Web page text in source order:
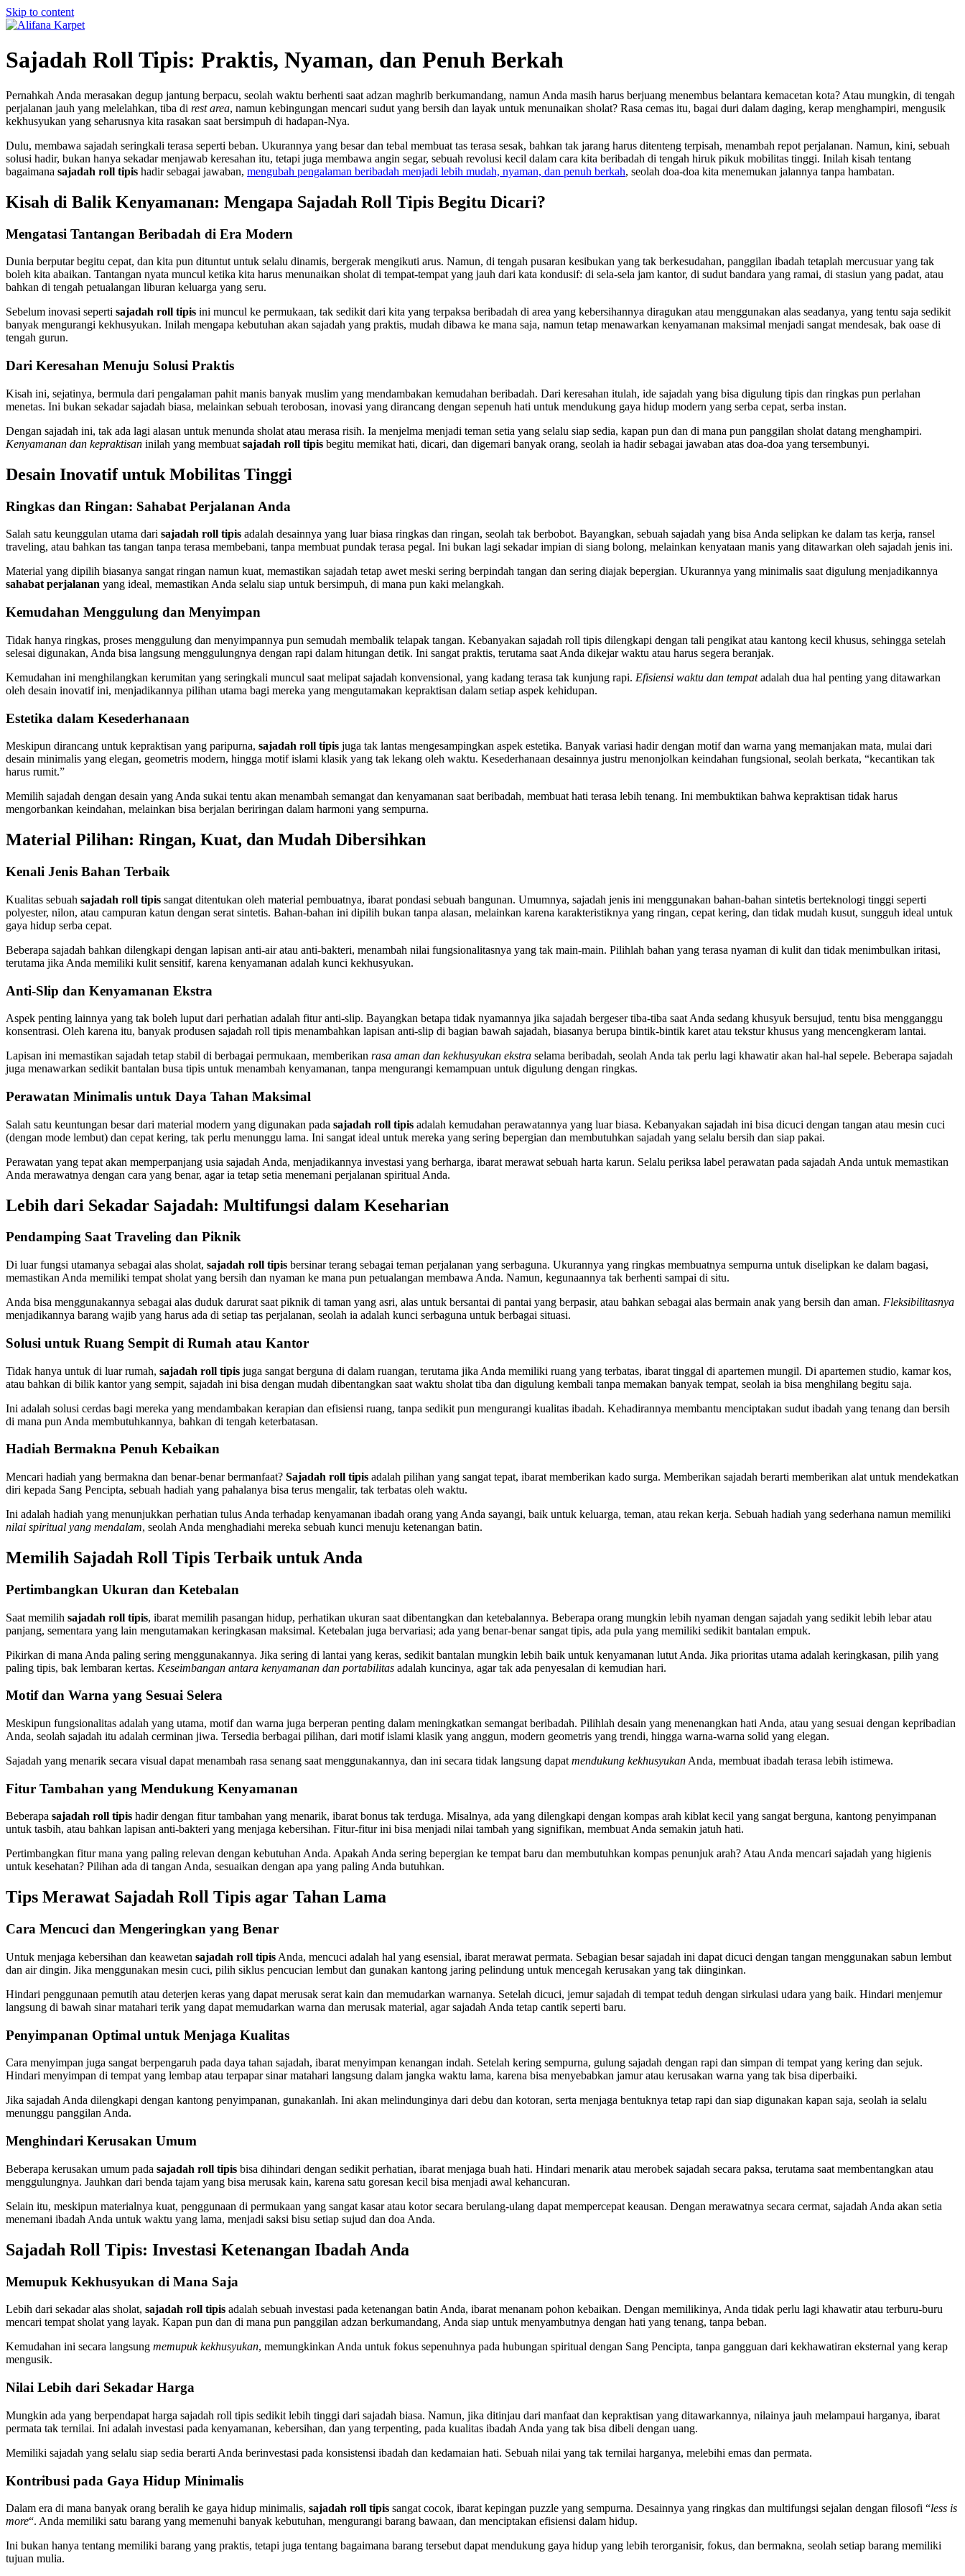
Skip to content
Sajadah Roll Tipis: Praktis, Nyaman, dan Penuh Berkah
Pernahkah Anda merasakan degup jantung berpacu, seolah waktu berhenti saat adzan maghrib berkumandang, namun Anda masih harus berjuang menembus belantara kemacetan kota? Atau mungkin, di tengah
perjalanan jauh yang melelahkan, tiba di rest area, namun kebingungan mencari sudut yang bersih dan layak untuk menunaikan sholat? Rasa cemas itu, bagai duri dalam daging, kerap menghampiri, mengusik
kekhusyukan yang seharusnya kita rasakan saat bersimpuh di hadapan-Nya.
Dulu, membawa sajadah seringkali terasa seperti beban. Ukurannya yang besar dan tebal membuat tas terasa sesak, bahkan tak jarang harus ditenteng terpisah, menambah repot perjalanan. Namun, kini, sebuah
solusi hadir, bukan hanya sekadar menjawab keresahan itu, tetapi juga membawa angin segar, sebuah revolusi kecil dalam cara kita beribadah di tengah hiruk pikuk mobilitas tinggi. Inilah kisah tentang
bagaimana sajadah roll tipis hadir sebagai jawaban, mengubah pengalaman beribadah menjadi lebih mudah, nyaman, dan penuh berkah, seolah doa-doa kita menemukan jalannya tanpa hambatan.
Kisah di Balik Kenyamanan: Mengapa Sajadah Roll Tipis Begitu Dicari?
Mengatasi Tantangan Beribadah di Era Modern
Dunia berputar begitu cepat, dan kita pun dituntut untuk selalu dinamis, bergerak mengikuti arus. Namun, di tengah pusaran kesibukan yang tak berkesudahan, panggilan ibadah tetaplah mercusuar yang tak
boleh kita abaikan. Tantangan nyata muncul ketika kita harus menunaikan sholat di tempat-tempat yang jauh dari kata kondusif: di sela-sela jam kantor, di sudut bandara yang ramai, di stasiun yang padat, atau
bahkan di tengah petualangan liburan keluarga yang seru.
Sebelum inovasi seperti sajadah roll tipis ini muncul ke permukaan, tak sedikit dari kita yang terpaksa beribadah di area yang kebersihannya diragukan atau menggunakan alas seadanya, yang tentu saja sedikit
banyak mengurangi kekhusyukan. Inilah mengapa kebutuhan akan sajadah yang praktis, mudah dibawa ke mana saja, namun tetap menawarkan kenyamanan maksimal menjadi sangat mendesak, bak oase di
tengah gurun.
Dari Keresahan Menuju Solusi Praktis
Kisah ini, sejatinya, bermula dari pengalaman pahit manis banyak muslim yang mendambakan kemudahan beribadah. Dari keresahan itulah, ide sajadah yang bisa digulung tipis dan ringkas pun perlahan
menetas. Ini bukan sekadar sajadah biasa, melainkan sebuah terobosan, inovasi yang dirancang dengan sepenuh hati untuk mendukung gaya hidup modern yang serba cepat, serba instan.
Dengan sajadah ini, tak ada lagi alasan untuk menunda sholat atau merasa risih. Ia menjelma menjadi teman setia yang selalu siap sedia, kapan pun dan di mana pun panggilan sholat datang menghampiri.
Kenyamanan dan kepraktisan inilah yang membuat sajadah roll tipis begitu memikat hati, dicari, dan digemari banyak orang, seolah ia hadir sebagai jawaban atas doa-doa yang tersembunyi.
Desain Inovatif untuk Mobilitas Tinggi
Ringkas dan Ringan: Sahabat Perjalanan Anda
Salah satu keunggulan utama dari sajadah roll tipis adalah desainnya yang luar biasa ringkas dan ringan, seolah tak berbobot. Bayangkan, sebuah sajadah yang bisa Anda selipkan ke dalam tas kerja, ransel
traveling, atau bahkan tas tangan tanpa terasa membebani, tanpa membuat pundak terasa pegal. Ini bukan lagi sekadar impian di siang bolong, melainkan kenyataan manis yang ditawarkan oleh sajadah jenis ini.
Material yang dipilih biasanya sangat ringan namun kuat, memastikan sajadah tetap awet meski sering berpindah tangan dan sering diajak bepergian. Ukurannya yang minimalis saat digulung menjadikannya
sahabat perjalanan yang ideal, memastikan Anda selalu siap untuk bersimpuh, di mana pun kaki melangkah.
Kemudahan Menggulung dan Menyimpan
Tidak hanya ringkas, proses menggulung dan menyimpannya pun semudah membalik telapak tangan. Kebanyakan sajadah roll tipis dilengkapi dengan tali pengikat atau kantong kecil khusus, sehingga setelah
selesai digunakan, Anda bisa langsung menggulungnya dengan rapi dalam hitungan detik. Ini sangat praktis, terutama saat Anda dikejar waktu atau harus segera beranjak.
Kemudahan ini menghilangkan kerumitan yang seringkali muncul saat melipat sajadah konvensional, yang kadang terasa tak kunjung rapi. Efisiensi waktu dan tempatadalah dua hal penting yang ditawarkan
oleh desain inovatif ini, menjadikannya pilihan utama bagi mereka yang mengutamakan kepraktisan dalam setiap aspek kehidupan.
Estetika dalam Kesederhanaan
Meskipun dirancang untuk kepraktisan yang paripurna, sajadah roll tipis juga tak lantas mengesampingkan aspek estetika. Banyak variasi hadir dengan motif dan warna yang memanjakan mata, mulai dari
desain minimalis yang elegan, geometris modern, hingga motif islami klasik yang tak lekang oleh waktu. Kesederhanaan desainnya justru menonjolkan keindahan fungsional, seolah berkata, “kecantikan tak
harus rumit.”
Memilih sajadah dengan desain yang Anda sukai tentu akan menambah semangat dan kenyamanan saat beribadah, membuat hati terasa lebih tenang. Ini membuktikan bahwa kepraktisan tidak harus
mengorbankan keindahan, melainkan bisa berjalan beriringan dalam harmoni yang sempurna.
Material Pilihan: Ringan, Kuat, dan Mudah Dibersihkan
Kenali Jenis Bahan Terbaik
Kualitas sebuah sajadah roll tipis sangat ditentukan oleh material pembuatnya, ibarat pondasi sebuah bangunan. Umumnya, sajadah jenis ini menggunakan bahan-bahan sintetis berteknologi tinggi seperti
polyester, nilon, atau campuran katun dengan serat sintetis. Bahan-bahan ini dipilih bukan tanpa alasan, melainkan karena karakteristiknya yang ringan, cepat kering, dan tidak mudah kusut, sungguh ideal untuk
gaya hidup serba cepat.
Beberapa sajadah bahkan dilengkapi dengan lapisan anti-air atau anti-bakteri, menambah nilai fungsionalitasnya yang tak main-main. Pilihlah bahan yang terasa nyaman di kulit dan tidak menimbulkan iritasi,
terutama jika Anda memiliki kulit sensitif, karena kenyamanan adalah kunci kekhusyukan.
Anti-Slip dan Kenyamanan Ekstra
Aspek penting lainnya yang tak boleh luput dari perhatian adalah fitur anti-slip. Bayangkan betapa tidak nyamannya jika sajadah bergeser tiba-tiba saat Anda sedang khusyuk bersujud, tentu bisa mengganggu
konsentrasi. Oleh karena itu, banyak produsen sajadah roll tipis menambahkan lapisan anti-slip di bagian bawah sajadah, biasanya berupa bintik-bintik karet atau tekstur khusus yang mencengkeram lantai.
Lapisan ini memastikan sajadah tetap stabil di berbagai permukaan, memberikan rasa aman dan kekhusyukan ekstra selama beribadah, seolah Anda tak perlu lagi khawatir akan hal-hal sepele. Beberapa sajadah
juga menawarkan sedikit bantalan busa tipis untuk menambah kenyamanan, tanpa mengurangi kemampuan untuk digulung dengan ringkas.
Perawatan Minimalis untuk Daya Tahan Maksimal
Salah satu keuntungan besar dari material modern yang digunakan pada sajadah roll tipis adalah kemudahan perawatannya yang luar biasa. Kebanyakan sajadah ini bisa dicuci dengan tangan atau mesin cuci
(dengan mode lembut) dan cepat kering, tak perlu menunggu lama. Ini sangat ideal untuk mereka yang sering bepergian dan membutuhkan sajadah yang selalu bersih dan siap pakai.
Perawatan yang tepat akan memperpanjang usia sajadah Anda, menjadikannya investasi yang berharga, ibarat merawat sebuah harta karun. Selalu periksa label perawatan pada sajadah Anda untuk memastikan
Anda merawatnya dengan cara yang benar, agar ia tetap setia menemani perjalanan spiritual Anda.
Lebih dari Sekadar Sajadah: Multifungsi dalam Keseharian
Pendamping Saat Traveling dan Piknik
Di luar fungsi utamanya sebagai alas sholat, sajadah roll tipis bersinar terang sebagai teman perjalanan yang serbaguna. Ukurannya yang ringkas membuatnya sempurna untuk diselipkan ke dalam bagasi,
memastikan Anda memiliki tempat sholat yang bersih dan nyaman ke mana pun petualangan membawa Anda. Namun, kegunaannya tak berhenti sampai di situ.
Anda bisa menggunakannya sebagai alas duduk darurat saat piknik di taman yang asri, alas untuk bersantai di pantai yang berpasir, atau bahkan sebagai alas bermain anak yang bersih dan aman. Fleksibilitasnya
menjadikannya barang wajib yang harus ada di setiap tas perjalanan, seolah ia adalah kunci serbaguna untuk berbagai situasi.
Solusi untuk Ruang Sempit di Rumah atau Kantor
Tidak hanya untuk di luar rumah, sajadah roll tipis juga sangat berguna di dalam ruangan, terutama jika Anda memiliki ruang yang terbatas, ibarat tinggal di apartemen mungil. Di apartemen studio, kamar kos,
atau bahkan di bilik kantor yang sempit, sajadah ini bisa dengan mudah dibentangkan saat waktu sholat tiba dan digulung kembali tanpa memakan banyak tempat, seolah ia bisa menghilang begitu saja.
Ini adalah solusi cerdas bagi mereka yang mendambakan kerapian dan efisiensi ruang, tanpa sedikit pun mengurangi kualitas ibadah. Kehadirannya membantu menciptakan sudut ibadah yang tenang dan bersih
di mana pun Anda membutuhkannya, bahkan di tengah keterbatasan.
Hadiah Bermakna Penuh Kebaikan
Mencari hadiah yang bermakna dan benar-benar bermanfaat? Sajadah roll tipis adalah pilihan yang sangat tepat, ibarat memberikan kado surga. Memberikan sajadah berarti memberikan alat untuk mendekatkan
diri kepada Sang Pencipta, sebuah hadiah yang pahalanya bisa terus mengalir, tak terbatas oleh waktu.
Ini adalah hadiah yang menunjukkan perhatian tulus Anda terhadap kenyamanan ibadah orang yang Anda sayangi, baik untuk keluarga, teman, atau rekan kerja. Sebuah hadiah yang sederhana namun memiliki
nilai spiritual yang mendalam, seolah Anda menghadiahi mereka sebuah kunci menuju ketenangan batin.
Memilih Sajadah Roll Tipis Terbaik untuk Anda
Pertimbangkan Ukuran dan Ketebalan
Saat memilih sajadah roll tipis, ibarat memilih pasangan hidup, perhatikan ukuran saat dibentangkan dan ketebalannya. Beberapa orang mungkin lebih nyaman dengan sajadah yang sedikit lebih lebar atau
panjang, sementara yang lain mengutamakan keringkasan maksimal. Ketebalan juga bervariasi; ada yang benar-benar sangat tipis, ada pula yang memiliki sedikit bantalan empuk.
Pikirkan di mana Anda paling sering menggunakannya. Jika sering di lantai yang keras, sedikit bantalan mungkin lebih baik untuk kenyamanan lutut Anda. Jika prioritas utama adalah keringkasan, pilih yang
paling tipis, bak lembaran kertas. Keseimbangan antara kenyamanan dan portabilitas adalah kuncinya, agar tak ada penyesalan di kemudian hari.
Motif dan Warna yang Sesuai Selera
Meskipun fungsionalitas adalah yang utama, motif dan warna juga berperan penting dalam meningkatkan semangat beribadah. Pilihlah desain yang menenangkan hati Anda, atau yang sesuai dengan kepribadian
Anda, seolah sajadah itu adalah cerminan jiwa. Tersedia berbagai pilihan, dari motif islami klasik yang anggun, modern geometris yang trendi, hingga warna-warna solid yang elegan.
Sajadah yang menarik secara visual dapat menambah rasa senang saat menggunakannya, dan ini secara tidak langsung dapat mendukung kekhusyukan Anda, membuat ibadah terasa lebih istimewa.
Fitur Tambahan yang Mendukung Kenyamanan
Beberapa sajadah roll tipis hadir dengan fitur tambahan yang menarik, ibarat bonus tak terduga. Misalnya, ada yang dilengkapi dengan kompas arah kiblat kecil yang sangat berguna, kantong penyimpanan
untuk tasbih, atau bahkan lapisan anti-bakteri yang menjaga kebersihan. Fitur-fitur ini bisa menjadi nilai tambah yang signifikan, membuat Anda semakin jatuh hati.
Pertimbangkan fitur mana yang paling relevan dengan kebutuhan Anda. Apakah Anda sering bepergian ke tempat baru dan membutuhkan kompas penunjuk arah? Atau Anda mencari sajadah yang higienis
untuk kesehatan? Pilihan ada di tangan Anda, sesuaikan dengan apa yang paling Anda butuhkan.
Tips Merawat Sajadah Roll Tipis agar Tahan Lama
Cara Mencuci dan Mengeringkan yang Benar
Untuk menjaga kebersihan dan keawetan sajadah roll tipis Anda, mencuci adalah hal yang esensial, ibarat merawat permata. Sebagian besar sajadah ini dapat dicuci dengan tangan menggunakan sabun lembut
dan air dingin. Jika menggunakan mesin cuci, pilih siklus pencucian lembut dan gunakan kantong jaring pelindung untuk mencegah kerusakan yang tak diinginkan.
Hindari penggunaan pemutih atau deterjen keras yang dapat merusak serat kain dan memudarkan warnanya. Setelah dicuci, jemur sajadah di tempat teduh dengan sirkulasi udara yang baik. Hindari menjemur
langsung di bawah sinar matahari terik yang dapat memudarkan warna dan merusak material, agar sajadah Anda tetap cantik seperti baru.
Penyimpanan Optimal untuk Menjaga Kualitas
Cara menyimpan juga sangat berpengaruh pada daya tahan sajadah, ibarat menyimpan kenangan indah. Setelah kering sempurna, gulung sajadah dengan rapi dan simpan di tempat yang kering dan sejuk.
Hindari menyimpan di tempat yang lembap atau terpapar sinar matahari langsung dalam jangka waktu lama, karena bisa menyebabkan jamur atau kerusakan warna yang tak bisa diperbaiki.
Jika sajadah Anda dilengkapi dengan kantong penyimpanan, gunakanlah. Ini akan melindunginya dari debu dan kotoran, serta menjaga bentuknya tetap rapi dan siap digunakan kapan saja, seolah ia selalu
menunggu panggilan Anda.
Menghindari Kerusakan Umum
Beberapa kerusakan umum pada sajadah roll tipis bisa dihindari dengan sedikit perhatian, ibarat menjaga buah hati. Hindari menarik atau merobek sajadah secara paksa, terutama saat membentangkan atau
menggulungnya. Jauhkan dari benda tajam yang bisa merusak kain, karena satu goresan kecil bisa menjadi awal kehancuran.
Selain itu, meskipun materialnya kuat, penggunaan di permukaan yang sangat kasar atau kotor secara berulang-ulang dapat mempercepat keausan. Dengan merawatnya secara cermat, sajadah Anda akan setia
menemani ibadah Anda untuk waktu yang lama, menjadi saksi bisu setiap sujud dan doa Anda.
Sajadah Roll Tipis: Investasi Ketenangan Ibadah Anda
Memupuk Kekhusyukan di Mana Saja
Lebih dari sekadar alas sholat, sajadah roll tipis adalah sebuah investasi pada ketenangan batin Anda, ibarat menanam pohon kebaikan. Dengan memilikinya, Anda tidak perlu lagi khawatir atau terburu-buru
mencari tempat sholat yang layak. Kapan pun dan di mana pun panggilan adzan berkumandang, Anda siap untuk menyambutnya dengan hati yang tenang, tanpa beban.
Kemudahan ini secara langsung memupuk kekhusyukan, memungkinkan Anda untuk fokus sepenuhnya pada hubungan spiritual dengan Sang Pencipta, tanpa gangguan dari kekhawatiran eksternal yang kerap
mengusik.
Nilai Lebih dari Sekadar Harga
Mungkin ada yang berpendapat harga sajadah roll tipis sedikit lebih tinggi dari sajadah biasa. Namun, jika ditinjau dari manfaat dan kepraktisan yang ditawarkannya, nilainya jauh melampaui harganya, ibarat
permata tak ternilai. Ini adalah investasi pada kenyamanan, kebersihan, dan yang terpenting, pada kualitas ibadah Anda yang tak bisa dibeli dengan uang.
Memiliki sajadah yang selalu siap sedia berarti Anda berinvestasi pada konsistensi ibadah dan kedamaian hati. Sebuah nilai yang tak ternilai harganya, melebihi emas dan permata.
Kontribusi pada Gaya Hidup Minimalis
Dalam era di mana banyak orang beralih ke gaya hidup minimalis, sajadah roll tipis sangat cocok, ibarat kepingan puzzle yang sempurna. Desainnya yang ringkas dan multifungsi sejalan dengan filosofi “less is
more“. Anda memiliki satu barang yang memenuhi banyak kebutuhan, mengurangi barang bawaan, dan menciptakan efisiensi dalam hidup.
Ini bukan hanya tentang memiliki barang yang praktis, tetapi juga tentang bagaimana barang tersebut dapat mendukung gaya hidup yang lebih terorganisir, fokus, dan bermakna, seolah setiap barang memiliki
tujuan mulia.